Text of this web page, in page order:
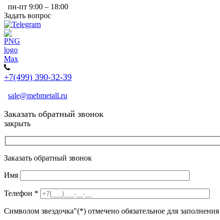
пн-пт 9:00 – 18:00
Задать вопрос
+7(499) 390-32-39
sale@mebmetall.ru
Заказать обратный звонок
закрыть
Заказать обратный звонок
Имя
Телефон *
Символом звездочка"(*) отмечено обязательное для